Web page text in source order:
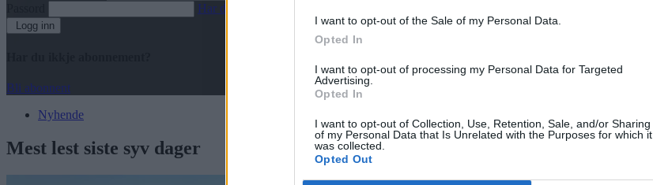
I want to opt-out of the Sale of my Personal Data.
Opted In
I want to opt-out of processing my Personal Data for Targeted
Advertising.
Opted In
I want to opt-out of Collection, Use, Retention, Sale, and/or Sharing
of my Personal Data that Is Unrelated with the Purposes for which it
was collected.
Opted Out
Har du gløymt passordet?
Logg inn
Bli abonnent
Nyhende
Mest lest siste syv dager